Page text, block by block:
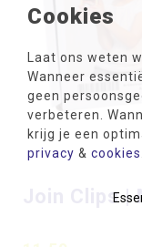
Cookies
Laat ons weten
Wanneer
geen
verbeteren.
krijg je een
privacy & cookies
Join Clips